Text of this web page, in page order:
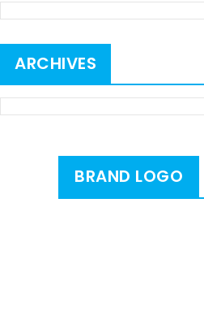
ARCHIVES
BRAND LOGO